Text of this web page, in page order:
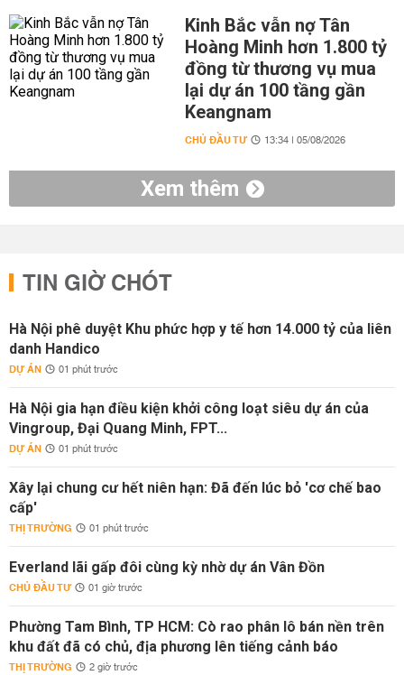
Kinh Bắc vẫn nợ Tân
Hoàng Minh hơn 1.800 tỷ
đồng từ thương vụ mua
lại dự án 100 tầng gần
Keangnam
CHỦ ĐẦU TƯ 13:34 | 05/08/2026
Xem thêm
TIN GIỜ CHÓT
Hà Nội phê duyệt Khu phức hợp y tế hơn 14.000 tỷ của liên
danh Handico
DỰ ÁN 01 phút trước
Hà Nội gia hạn điều kiện khởi công loạt siêu dự án của
Vingroup, Đại Quang Minh, FPT...
DỰ ÁN 01 phút trước
Xây lại chung cư hết niên hạn: Đã đến lúc bỏ 'cơ chế bao
cấp'
THỊ TRƯỜNG 01 phút trước
Everland lãi gấp đôi cùng kỳ nhờ dự án Vân Đồn
CHỦ ĐẦU TƯ 01 giờ trước
Phường Tam Bình, TP HCM: Cò rao phân lô bán nền trên
khu đất đã có chủ, địa phương lên tiếng cảnh báo
THỊ TRƯỜNG 2 giờ trước